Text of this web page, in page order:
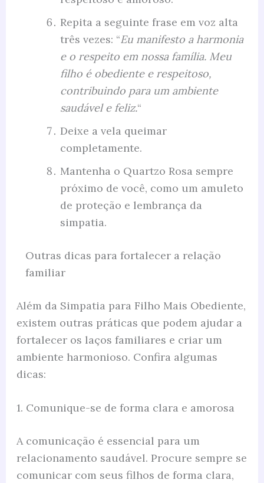
Repita a seguinte frase em voz alta
três vezes: “Eu manifesto a harmonia
e o respeito em nossa família. Meu
filho é obediente e respeitoso,
contribuindo para um ambiente
saudável e feliz.“
Deixe a vela queimar
completamente.
Mantenha o Quartzo Rosa sempre
próximo de você, como um amuleto
de proteção e lembrança da
simpatia.
Outras dicas para fortalecer a relação
familiar
Além da Simpatia para Filho Mais Obediente,
existem outras práticas que podem ajudar a
fortalecer os laços familiares e criar um
ambiente harmonioso. Confira algumas
dicas:
1. Comunique-se de forma clara e amorosa
A comunicação é essencial para um
relacionamento saudável. Procure sempre se
comunicar com seus filhos de forma clara,